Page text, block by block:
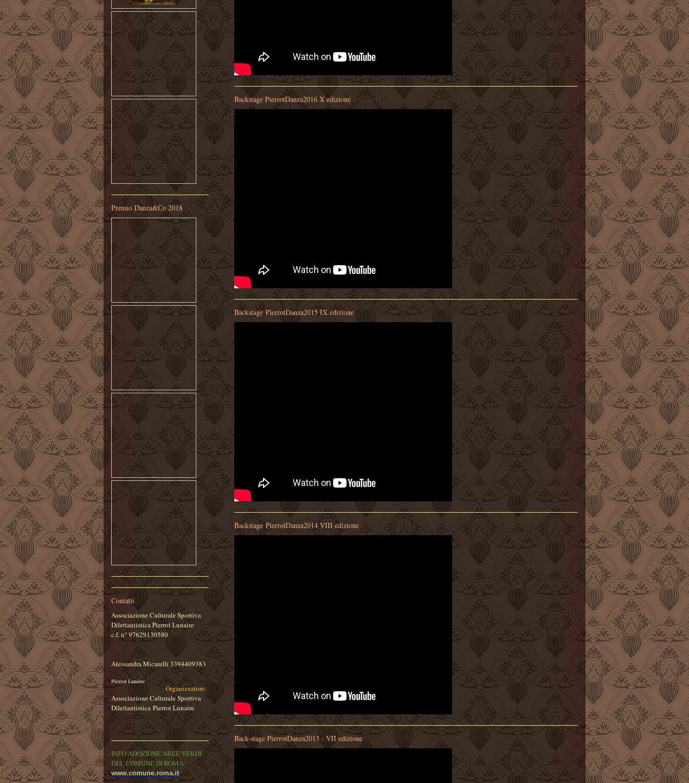
Backstage PierrotDanza2016 X edizione
Backstage PierrotDanza2015 IX edizione
Backstage PierrotDanza2014 VIII edizione
Back-stage PierrotDanza2013 - VII edizione
Premio Danza&Co 2018
Contatti
Associazione Culturale Sportiva
Dilettantistica Pierrot Lunaire
c.f. n° 97629130580
Alessandra Micarelli 3394409383
Pierrot Lunaire
Organizzatore:
Associazione Culturale Sportiva
Dilettantistica Pierrot Lunaire
INFO ADOZIONE AREE VERDI
DEL COMUNE DI ROMA:
www.comune.roma.it